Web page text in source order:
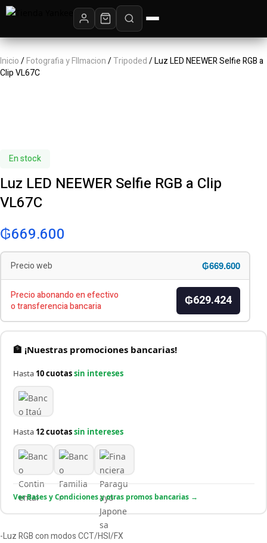
Inicio/Fotografia y FIlmacion/Tripoded/ Luz LED NEEWER Selfie RGB a
Clip VL67C
En stock
Luz LED NEEWER Selfie RGB a Clip
VL67C
₲669.600
Precio web ₲669.600
Precio abonando en efectivo
o transferencia bancaria
₲629.424
🏦 ¡Nuestras promociones bancarias!
Hasta 10 cuotassin intereses
Hasta 12 cuotassin intereses
Ver Bases y Condiciones y otras promos bancarias →
-Luz RGB con modos CCT/HSI/FX